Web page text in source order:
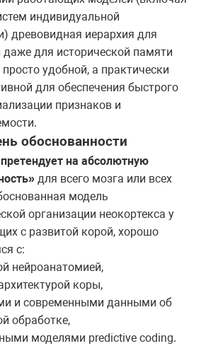
индивидуальной
древовидная иерархия для
даже для исторической памяти
удобной, а практически
для обеспечения быстрого
признаков и
обоснованности
на абсолютную
для всего мозга или всех
модель
организации неокортекса у
с развитой корой, хорошо
с:
нейроанатомией,
коры,
и современными данными об
обработке,
моделями predictive coding.